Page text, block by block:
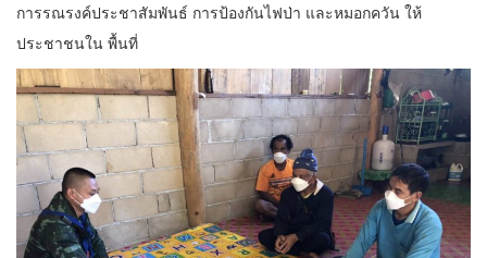
การรณรงค์ประชาสัมพันธ์ การป้องกันไฟป่า และหมอกควัน ให้
ประชาชนใน พื้นที่